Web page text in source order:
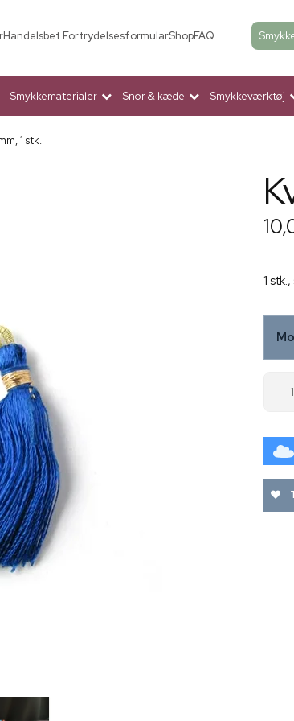
Handelsbet.FortrydelsesformularShopFAQ
Smykkematerialer Snor & kæde Smykkeværktøj
1 stk.
1